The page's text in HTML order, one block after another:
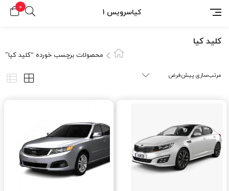
کیاسرویس 1
0
کليد کيا
محصولات برچسب خورده “کليد کيا”